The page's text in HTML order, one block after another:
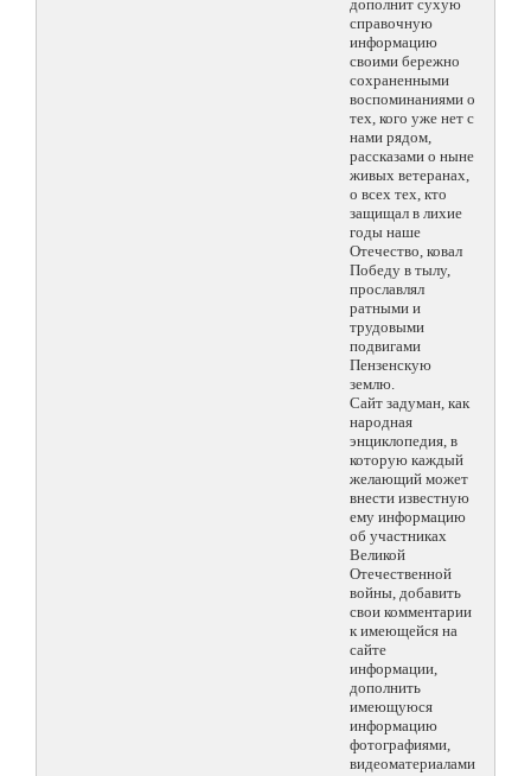
дополнит сухую
справочную
информацию
своими бережно
сохраненными
воспоминаниями о
тех, кого уже нет с
нами рядом,
рассказами о ныне
живых ветеранах,
о всех тех, кто
защищал в лихие
годы наше
Отечество, ковал
Победу в тылу,
прославлял
ратными и
трудовыми
подвигами
Пензенскую
землю.
Сайт задуман, как
народная
энциклопедия, в
которую каждый
желающий может
внести известную
ему информацию
об участниках
Великой
Отечественной
войны, добавить
свои комментарии
к имеющейся на
сайте
информации,
дополнить
имеющуюся
информацию
фотографиями,
видеоматериалами